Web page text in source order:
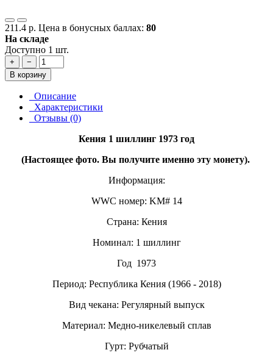
211.4 р. Цена в бонусных баллах: 80
На складе
Доступно 1 шт.
+
−
В корзину
Описание
Характеристики
Отзывы (0)
Кения 1 шиллинг 1973 год
(Настоящее фото. Вы получите именно эту монету).
Информация:
WWC номер: KM# 14
Страна: Кения
Номинал: 1 шиллинг
Год 1973
Период: Республика Кения (1966 - 2018)
Вид чекана: Регулярный выпуск
Материал: Медно-никелевый сплав
Гурт: Рубчатый